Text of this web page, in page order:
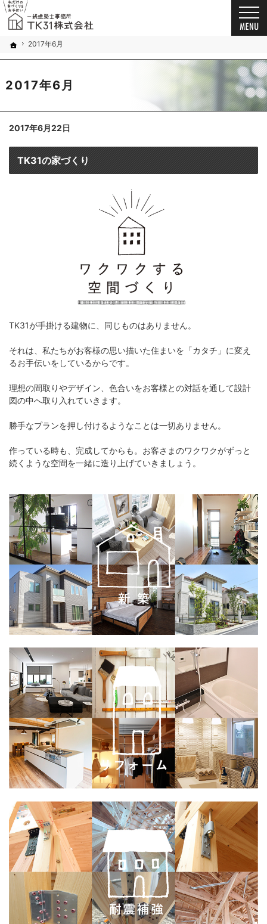
ホーム
2017年6月
2017年6月
お客様の想いを詰め込んだ家づくり。千葉市・船橋市の新築戸建て・注文住宅・自由設
新築戸建て・注文住宅・自由設計・リノベーション（千葉市・船橋市）の工務店なら一級
2017年6月22日
TK31の家づくり
TK31が手掛ける建物に、同じものはありません。
それは、私たちがお客様の思い描いた住まいを「カタチ」に変え
るお手伝いをしているからです。
理想の間取りやデザイン、色合いをお客様との対話を通して設計
図の中へ取り入れていきます。
勝手なプランを押し付けるようなことは一切ありません。
作っている時も、完成してからも。お客さまのワクワクがずっと
続くような空間を一緒に造り上げていきましょう。